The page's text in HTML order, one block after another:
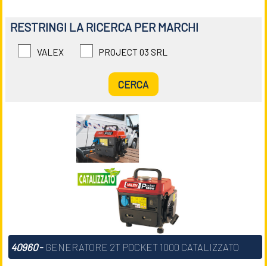
RESTRINGI LA RICERCA PER MARCHI
VALEX PROJECT 03 SRL
40960- GENERATORE 2T POCKET 1000 CATALIZZATO